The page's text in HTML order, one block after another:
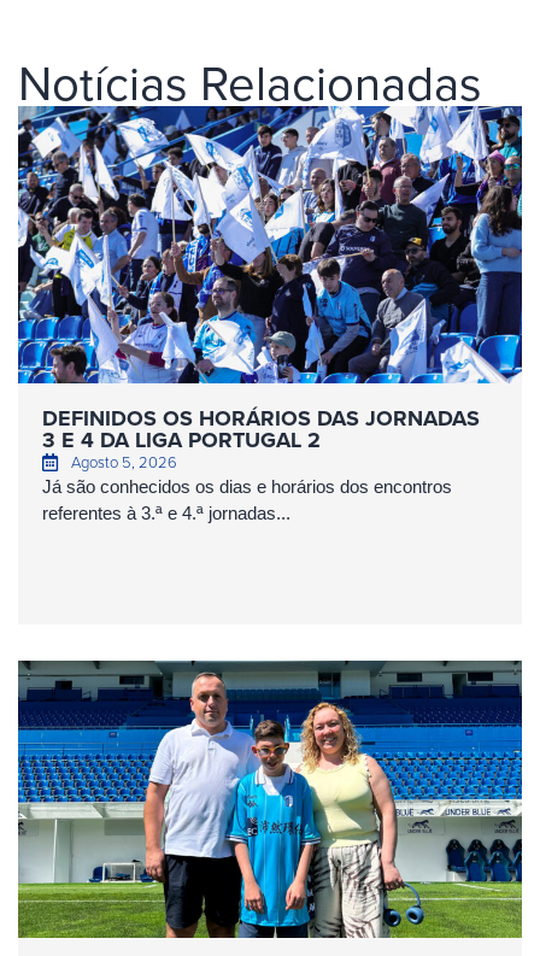
Notícias Relacionadas
DEFINIDOS OS HORÁRIOS DAS JORNADAS
3 E 4 DA LIGA PORTUGAL 2
Agosto 5, 2026
Já são conhecidos os dias e horários dos encontros
referentes à 3.ª e 4.ª jornadas...